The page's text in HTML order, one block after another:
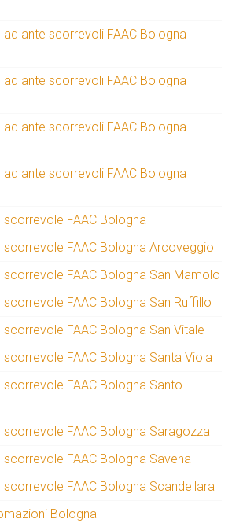
ante scorrevoli FAAC Bologna
ante scorrevoli FAAC Bologna
ante scorrevoli FAAC Bologna
ante scorrevoli FAAC Bologna
FAAC Bologna
scorrevole FAAC Bologna Arcoveggio
FAAC Bologna San Mamolo
FAAC Bologna San Ruffillo
FAAC Bologna San Vitale
FAAC Bologna Santa Viola
FAAC Bologna Santo
FAAC Bologna Saragozza
FAAC Bologna Savena
FAAC Bologna Scandellara
Bologna